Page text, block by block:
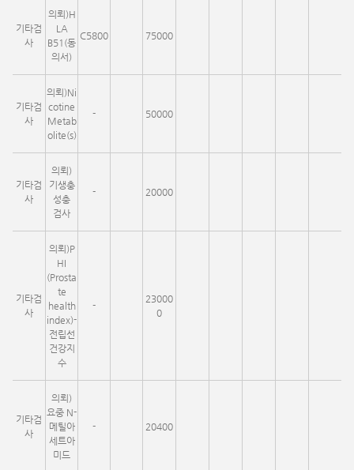
기타검
사
의뢰)H
LA
B51(동
의서)
C5800 75000
기타검
사
의뢰)Ni
cotine
Metab
olite(s)
- 50000
기타검
사
의뢰)
기생충
성충
검사
- 20000
기타검
사
의뢰)P
HI
(Prosta
te
health
index)-
전립선
건강지
수
-
23000
0
기타검
사
의뢰)
요중 N-
메틸아
세트아
미드
- 20400